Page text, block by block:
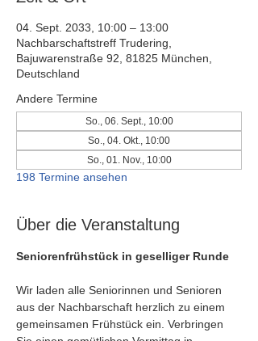
04. Sept. 2033, 10:00 – 13:00
Nachbarschaftstreff Trudering,
Bajuwarenstraße 92, 81825 München,
Deutschland
Andere Termine
So., 06. Sept., 10:00
So., 04. Okt., 10:00
So., 01. Nov., 10:00
198 Termine ansehen
Über die Veranstaltung
Seniorenfrühstück in geselliger Runde
Wir laden alle Seniorinnen und Senioren
aus der Nachbarschaft herzlich zu einem
gemeinsamen Frühstück ein. Verbringen